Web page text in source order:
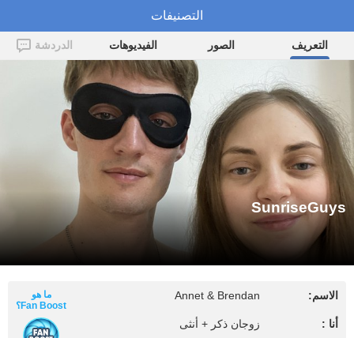
SunriseGuys
التعريف الصور الفيديوهات الدردشة
SunriseGuys
الاسم: Annet & Brendan
أنا : زوجان ذكر + أنثى
ما هو
Fan Boost؟
التصنيفات